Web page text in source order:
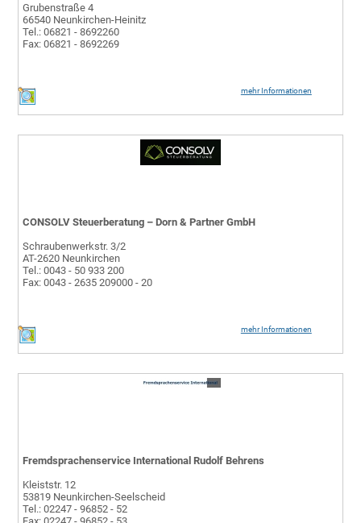
mehr Informationen
Grubenstraße 4
66540 Neunkirchen-Heinitz
Tel.: 06821 - 8692260
Fax: 06821 - 8692269
mehr Informationen
CONSOLV Steuerberatung – Dorn & Partner GmbH
Schraubenwerkstr. 3/2
AT-2620 Neunkirchen
Tel.: 0043 - 50 933 200
Fax: 0043 - 2635 209000 - 20
Fremdsprachenservice International Rudolf Behrens
Kleiststr. 12
53819 Neunkirchen-Seelscheid
Tel.: 02247 - 96852 - 52